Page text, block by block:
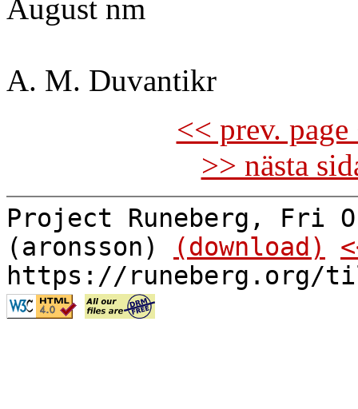
August nm
A. M. Duvantikr
<< prev.
>> nästa
Project Runeberg, Fri
(aronsson)
(download)
https://runeberg.org/